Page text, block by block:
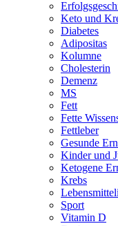
Keto und
Diabetes
Adipositas
Kolumne
Cholesterin
Demenz
MS
Fett
Fette
Fettleber
Gesunde
Kinder und
Ketogene
Krebs
Sport
Vitamin D